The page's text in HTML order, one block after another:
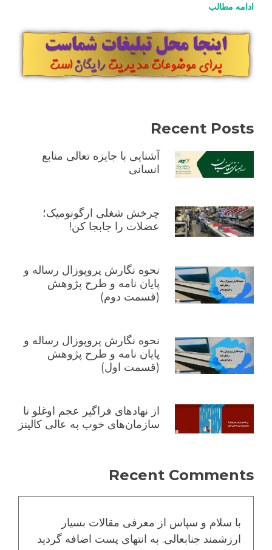
ادامه مطالب
Recent Posts
آشنایی با جایزه تعالی منابع
انسانی
چرخش شغلی ارگونومیک؛
عضلات را جابجا کن!
نحوه نگارش پروپوزال رساله و
پایان نامه و طرح پژوهش
(قسمت دوم)
نحوه نگارش پروپوزال رساله و
پایان نامه و طرح پژوهش
(قسمت اول)
از نهادهای فراگیر عجم اوغلو تا
سازمان‌های خوب به عالی کالینز
Recent Comments
با سلام و سپاس از معرفی مقالات بسیار
ارزشمند جنابعالی. به انتهای پست اضافه گردید